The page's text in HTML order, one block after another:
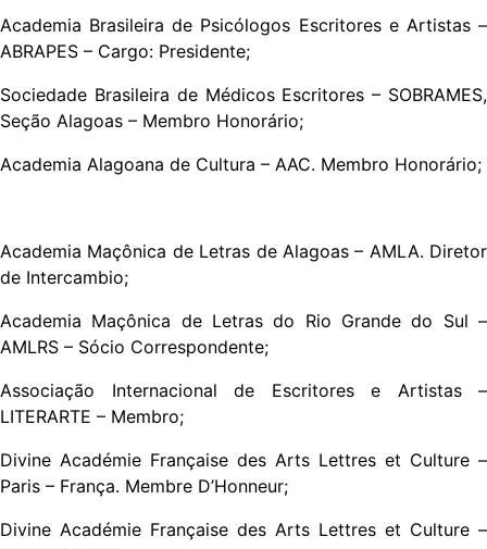
Academia Brasileira de Psicólogos Escritores e Artistas –
ABRAPES – Cargo: Presidente;
Sociedade Brasileira de Médicos Escritores – SOBRAMES,
Seção Alagoas – Membro Honorário;
Academia Alagoana de Cultura – AAC. Membro Honorário;
Academia Maçônica de Letras de Alagoas – AMLA. Diretor
de Intercambio;
Academia Maçônica de Letras do Rio Grande do Sul –
AMLRS – Sócio Correspondente;
Associação Internacional de Escritores e Artistas –
LITERARTE – Membro;
Divine Académie Française des Arts Lettres et Culture –
Paris – França. Membre D’Honneur;
Divine Académie Française des Arts Lettres et Culture –